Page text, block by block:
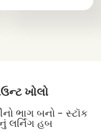
ખોલો
ભાગ બનો - સ્ટૉક
લર્નિંગ હબ